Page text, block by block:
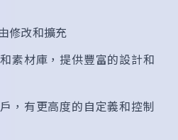
修改和擴充
素材庫，提供豐富的設計和
，有更高度的自定義和控制